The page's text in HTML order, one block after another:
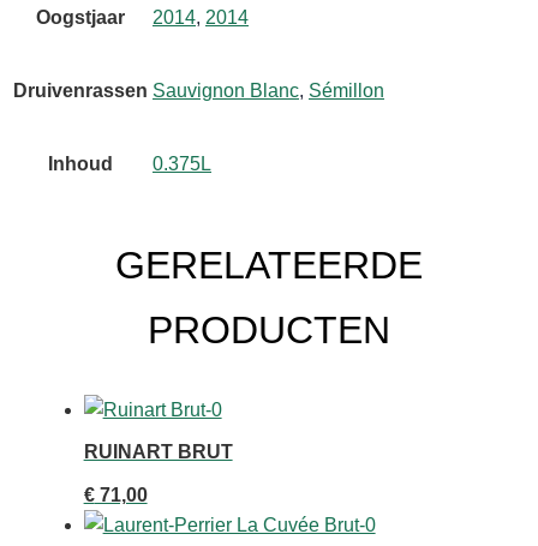
Oogstjaar 2014, 2014
Druivenrassen Sauvignon Blanc, Sémillon
Inhoud 0.375L
GERELATEERDE
PRODUCTEN
RUINART BRUT
€71,00